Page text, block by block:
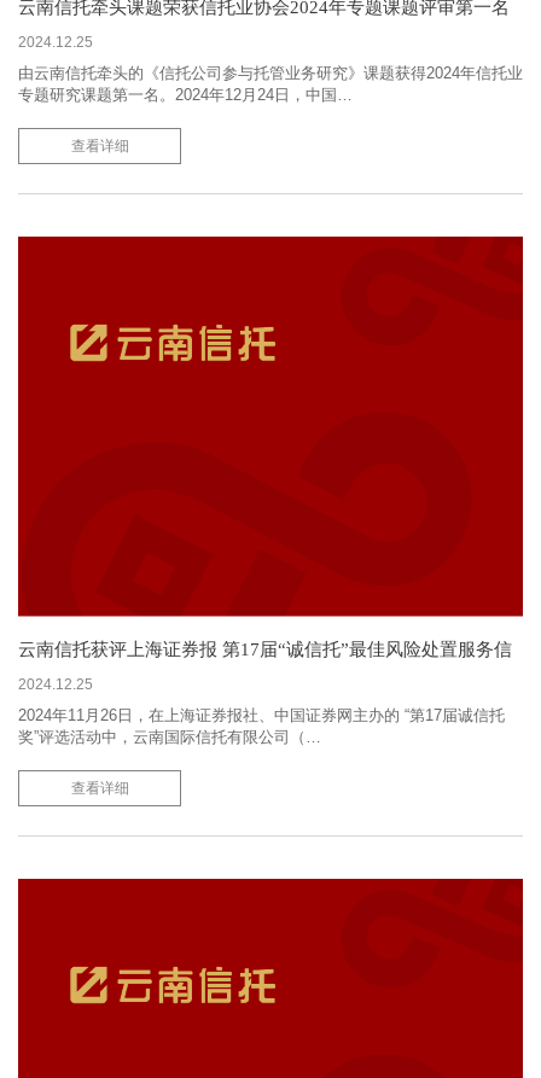
云南信托牵头课题荣获信托业协会2024年专题课题评审第一名
2024.12.25
由云南信托牵头的《信托公司参与托管业务研究》课题获得2024年信托业
专题研究课题第一名。2024年12月24日，中国…
查看详细
云南信托获评上海证券报 第17届“诚信托”最佳风险处置服务信
托产品奖
2024.12.25
2024年11月26日，在上海证券报社、中国证券网主办的 “第17届诚信托
奖”评选活动中，云南国际信托有限公司（…
查看详细